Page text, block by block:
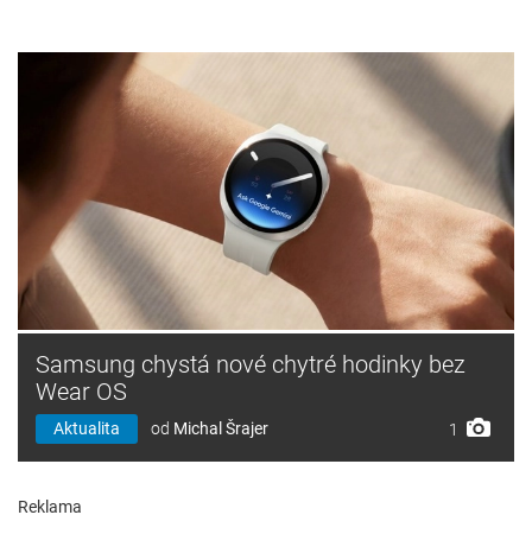
Samsung chystá nové chytré hodinky bez
Wear OS
Aktualita od Michal Šrajer 1
Reklama